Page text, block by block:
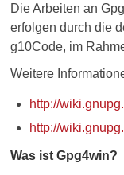
Die Arbeiten an
erfolgen durch die
g10Code, im
Weitere
http://
http://
Was ist Gpg4win?